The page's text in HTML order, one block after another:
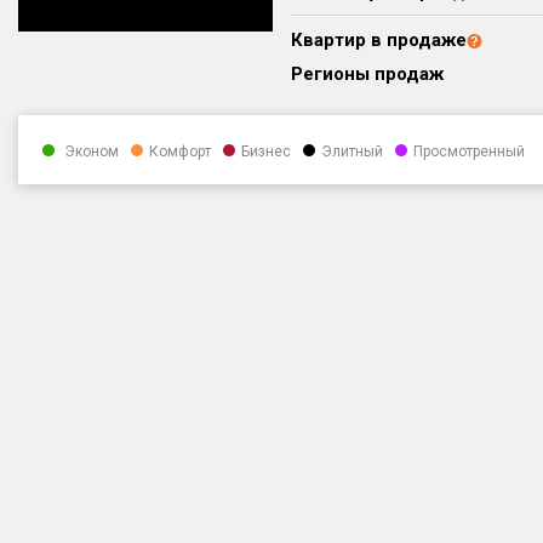
Квартир в продаже
Регионы продаж
Эконом Комфорт Бизнес Элитный Просмотренный